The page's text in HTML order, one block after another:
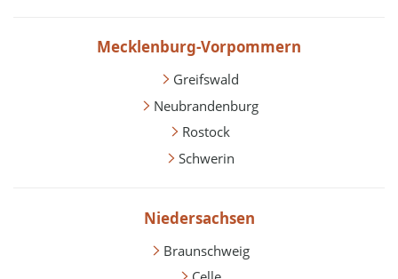
Mecklenburg-Vorpommern
Greifswald
Neubrandenburg
Rostock
Schwerin
Niedersachsen
Braunschweig